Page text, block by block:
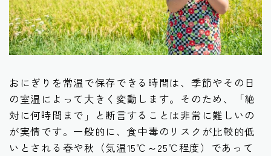
おにぎりを常温で保存できる時間は、季節やその日
の室温によって大きく変動します。そのため、「絶
対に何時間まで」と断言することは非常に難しいの
が実情です。一般的に、食中毒のリスクが比較的低
いとされる春や秋（気温15℃～25℃程度）であって